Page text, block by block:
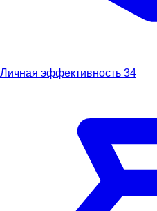
Личная эффективность 34